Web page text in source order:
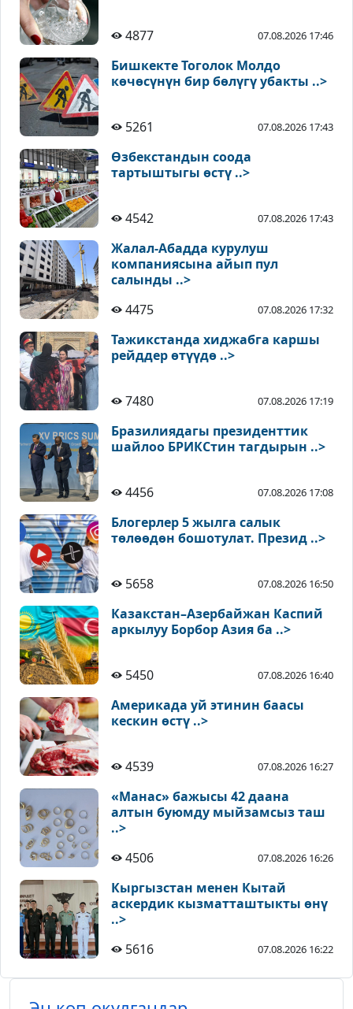
4877 07.08.2026 17:46
Бишкекте Тоголок Молдо
көчөсүнүн бир бөлүгү убакты ..>
5261 07.08.2026 17:43
Өзбекстандын соода
тартыштыгы өстү ..>
4542 07.08.2026 17:43
Жалал-Абадда курулуш
компаниясына айып пул
салынды ..>
4475
07.08.2026 17:32
Тажикстанда хиджабга каршы
рейддер өтүүдө ..>
7480 07.08.2026 17:19
Бразилиядагы президенттик
шайлоо БРИКСтин тагдырын ..>
4456 07.08.2026 17:08
Блогерлер 5 жылга салык
төлөөдөн бошотулат. Презид ..>
5658 07.08.2026 16:50
Казакстан–Азербайжан Каспий
аркылуу Борбор Азия ба ..>
5450 07.08.2026 16:40
Америкада уй этинин баасы
кескин өстү ..>
4539 07.08.2026 16:27
«Манас» бажысы 42 даана
алтын буюмду мыйзамсыз таш
..>
4506
07.08.2026 16:26
Кыргызстан менен Кытай
аскердик кызматташтыкты өнү
..>
5616
07.08.2026 16:22